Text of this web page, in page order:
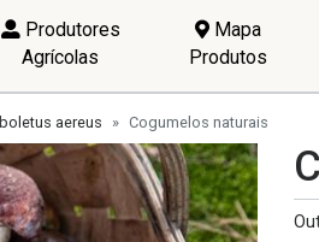
Produtores
Agrícolas
Mapa
Produtos
boletus aereus Cogumelos naturais